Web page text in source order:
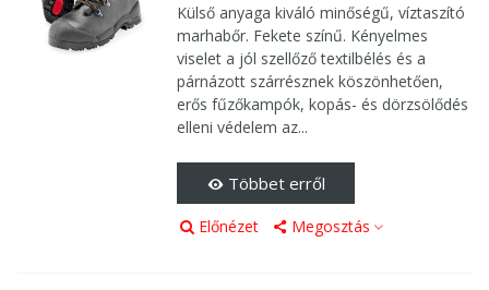
Külső anyaga kiváló minőségű, víztaszító
marhabőr. Fekete színű. Kényelmes
viselet a jól szellőző textilbélés és a
párnázott szárrésznek köszönhetően,
erős fűzőkampók, kopás- és dörzsölődés
elleni védelem az...
Többet erről
Előnézet Megosztás